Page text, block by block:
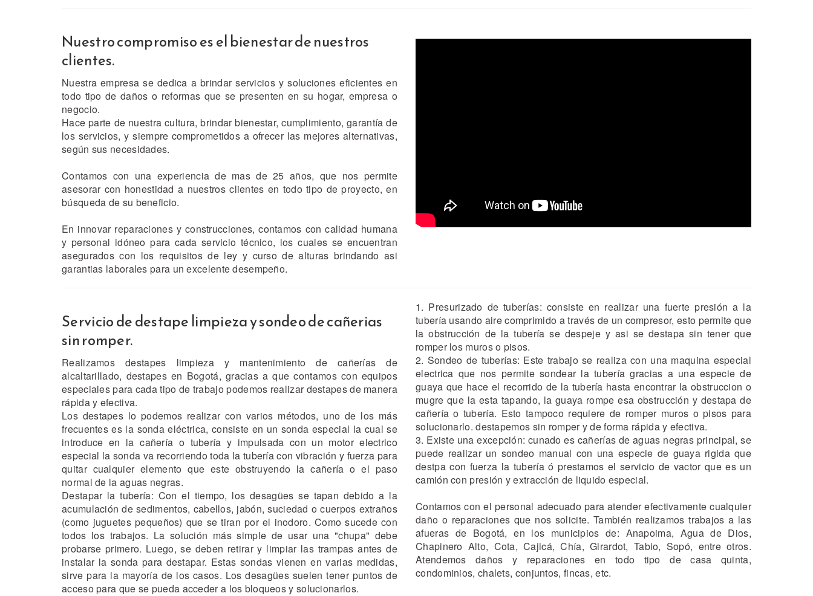
Nuestro compromiso es el bienestar de nuestros
clientes.
Nuestra empresa se dedica a brindar servicios y soluciones eficientes en
todo tipo de daños o reformas que se presenten en su hogar, empresa o
negocio.
Hace parte de nuestra cultura, brindar bienestar, cumplimiento, garantía de
los servicios, y siempre comprometidos a ofrecer las mejores alternativas,
según sus necesidades.
Contamos con una experiencia de mas de 25 años, que nos permite
asesorar con honestidad a nuestros clientes en todo tipo de proyecto, en
búsqueda de su beneficio.
En innovar reparaciones y construcciones, contamos con calidad humana
y personal idóneo para cada servicio técnico, los cuales se encuentran
asegurados con los requisitos de ley y curso de alturas brindando asi
garantias laborales para un excelente desempeño.
Servicio de destape limpieza y sondeo de cañerias
sin romper.
Realizamos destapes limpieza y mantenimiento de cañerías de
alcaltarillado, destapes en Bogotá, gracias a que contamos con equipos
especiales para cada tipo de trabajo podemos realizar destapes de manera
rápida y efectiva.
Los destapes lo podemos realizar con varios métodos, uno de los más
frecuentes es la sonda eléctrica, consiste en un sonda especial la cual se
introduce en la cañería o tubería y impulsada con un motor electrico
especial la sonda va recorriendo toda la tubería con vibración y fuerza para
quitar cualquier elemento que este obstruyendo la cañería o el paso
normal de la aguas negras.
Destapar la tubería: Con el tiempo, los desagües se tapan debido a la
acumulación de sedimentos, cabellos, jabón, suciedad o cuerpos extraños
(como juguetes pequeños) que se tiran por el inodoro. Como sucede con
todos los trabajos. La solución más simple de usar una "chupa" debe
probarse primero. Luego, se deben retirar y limpiar las trampas antes de
instalar la sonda para destapar. Estas sondas vienen en varias medidas,
sirve para la mayoría de los casos. Los desagües suelen tener puntos de
acceso para que se pueda acceder a los bloqueos y solucionarlos.
1. Presurizado de tuberías: consiste en realizar una fuerte presión a la
tubería usando aire comprimido a través de un compresor, esto permite que
la obstrucción de la tubería se despeje y asi se destapa sin tener que
romper los muros o pisos.
2. Sondeo de tuberías: Este trabajo se realiza con una maquina especial
electrica que nos permite sondear la tubería gracias a una especie de
guaya que hace el recorrido de la tubería hasta encontrar la obstruccion o
mugre que la esta tapando, la guaya rompe esa obstrucción y destapa de
cañería o tubería. Esto tampoco requiere de romper muros o pisos para
solucionarlo. destapemos sin romper y de forma rápida y efectiva.
3. Existe una excepción: cunado es cañerías de aguas negras principal, se
puede realizar un sondeo manual con una especie de guaya rigida que
destpa con fuerza la tubería ó prestamos el servicio de vactor que es un
camión con presión y extracción de liquido especial.
Contamos con el personal adecuado para atender efectivamente cualquier
daño o reparaciones que nos solicite. También realizamos trabajos a las
afueras de Bogotá, en los municipios de: Anapoima, Agua de Dios,
Chapinero Alto, Cota, Cajicá, Chía, Girardot, Tabio, Sopó, entre otros.
Atendemos daños y reparaciones en todo tipo de casa quinta,
condominios, chalets, conjuntos, fincas, etc.